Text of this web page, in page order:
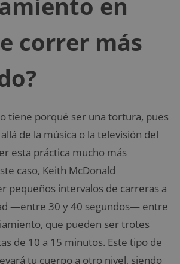
correr más
tiene porqué ser una tortura, pues
de la música o la televisión del
esta práctica mucho más
caso, Keith McDonald
pequeños intervalos de carreras a
—entre 30 y 40 segundos— entre
que pueden ser trotes
de 10 a 15 minutos. Este tipo de
tu cuerpo a otro nivel, siendo